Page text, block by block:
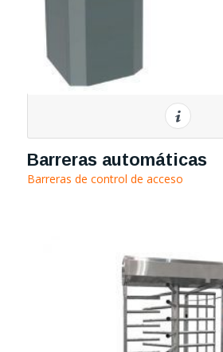
Barreras automáticas
Barreras de control de acceso